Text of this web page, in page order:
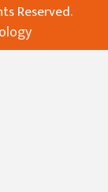
Reserved.